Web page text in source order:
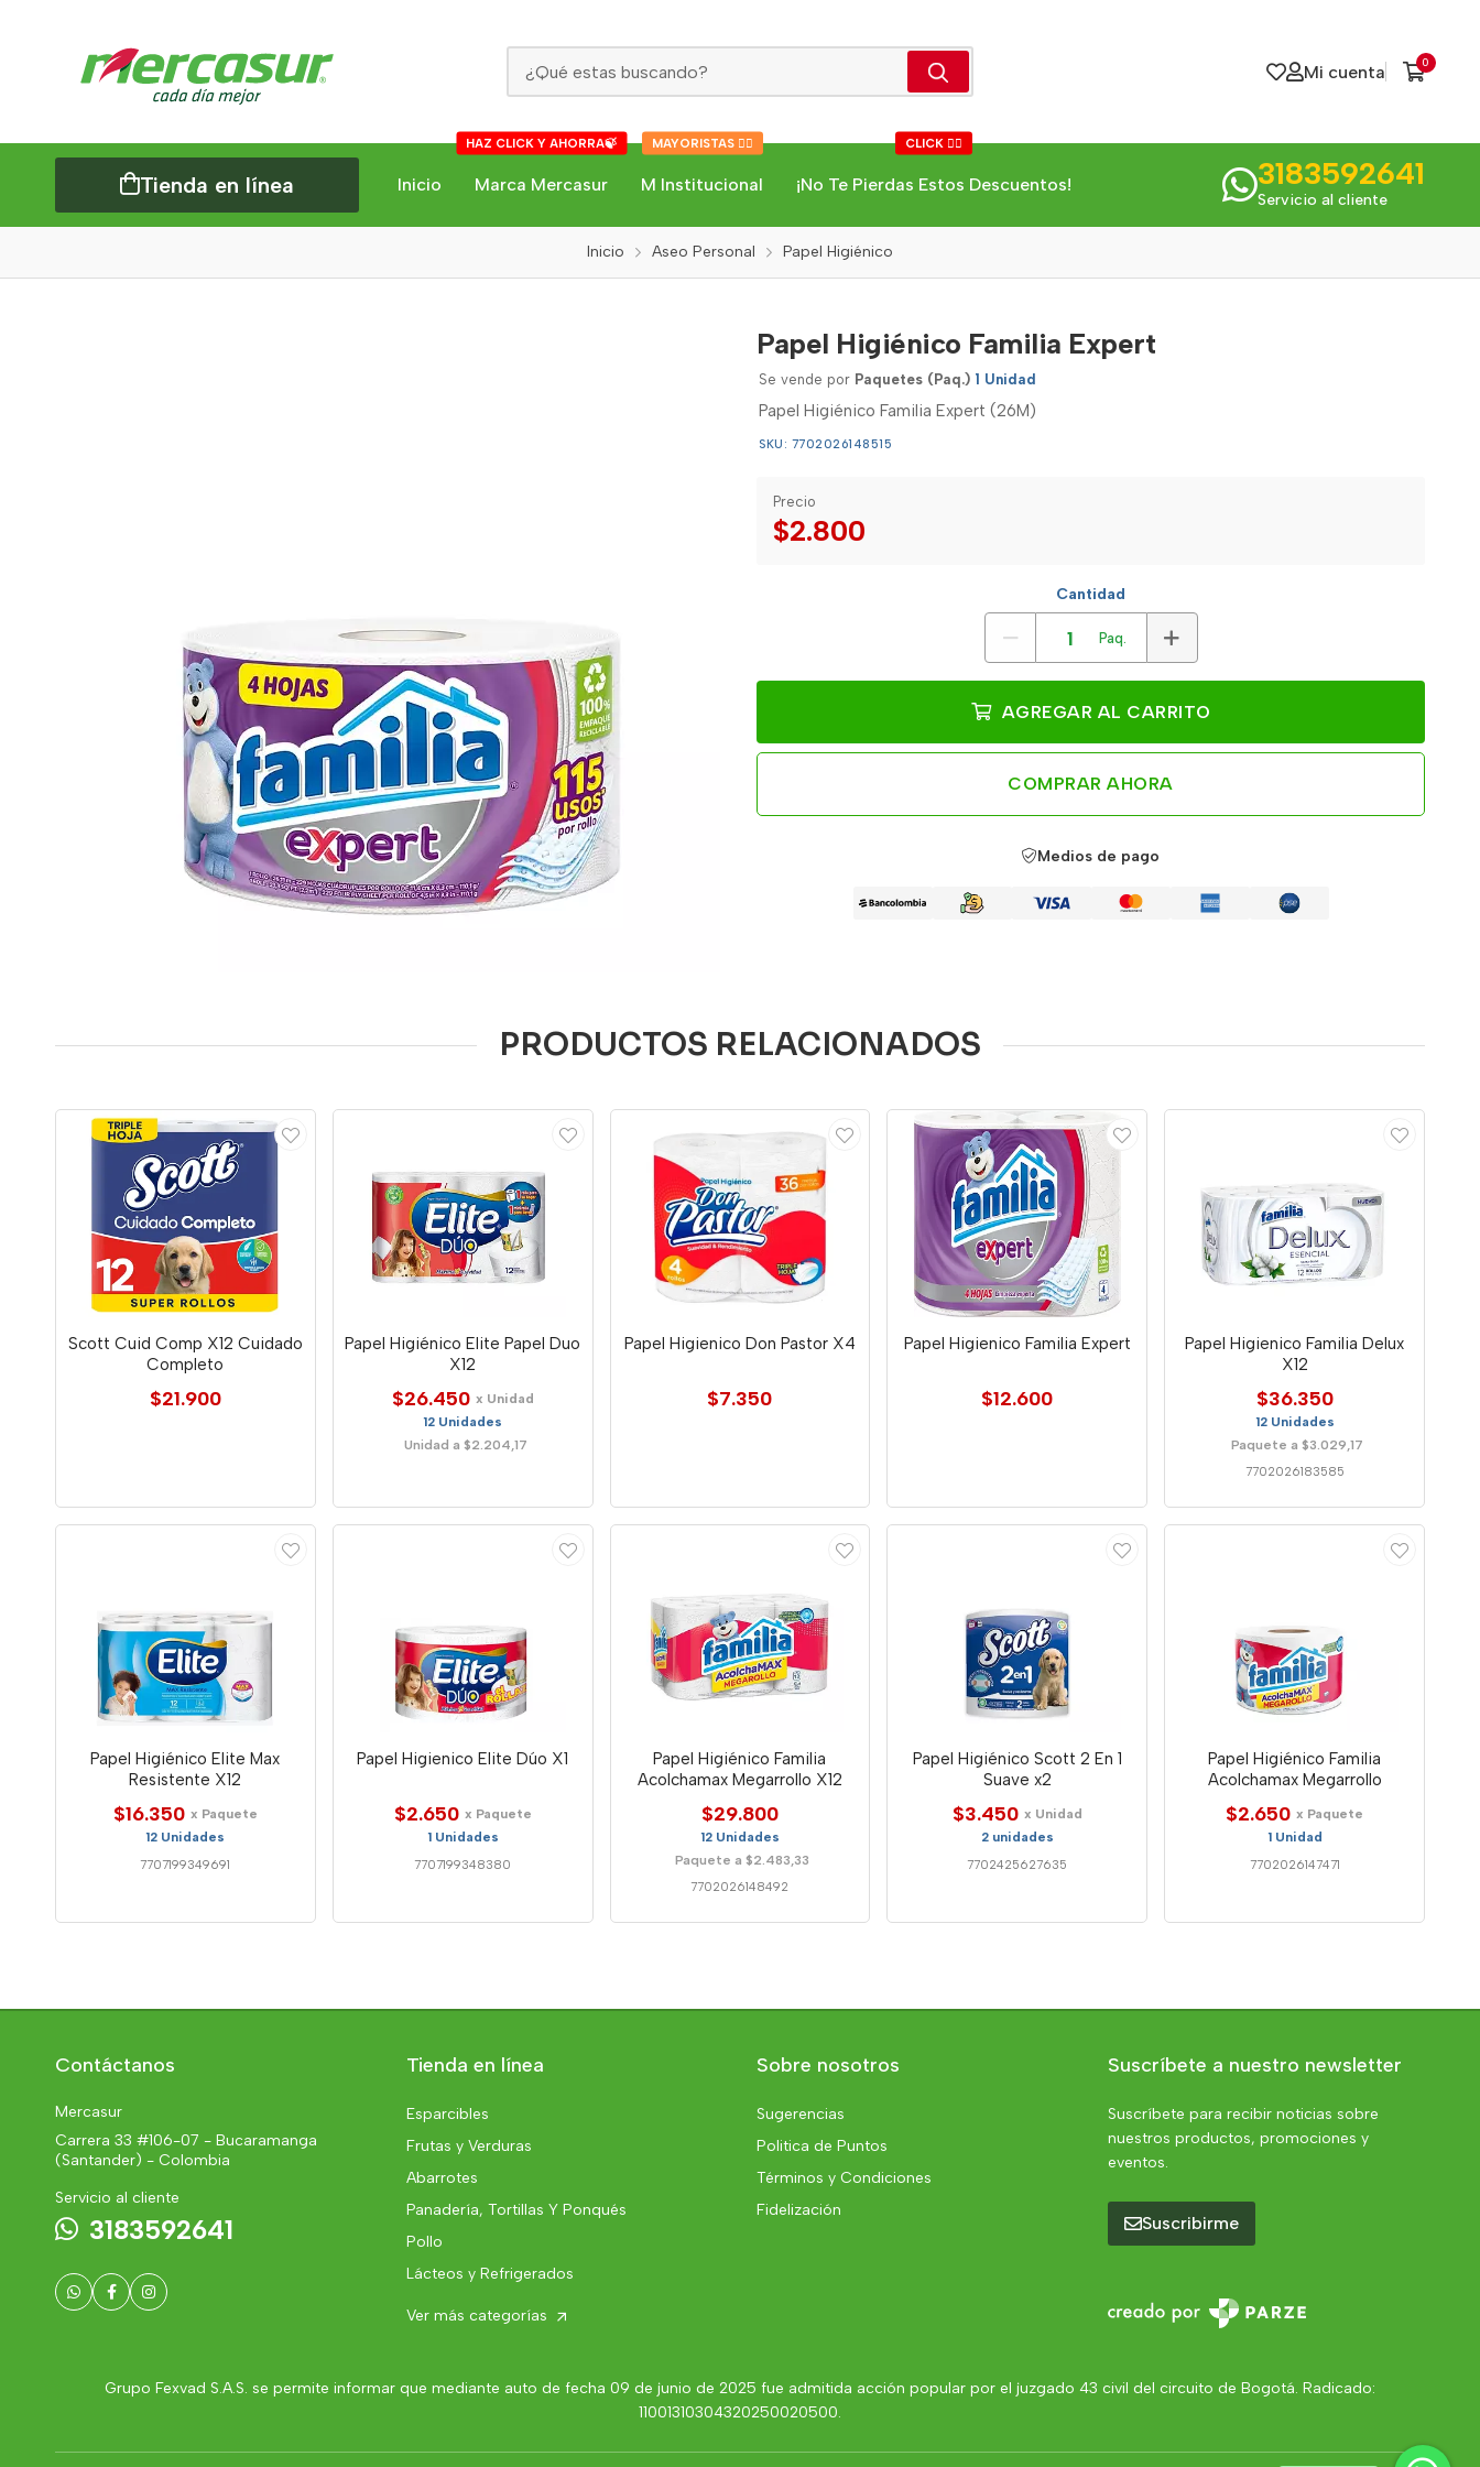
Mi cuenta 0
Tienda en línea Inicio Marca Mercasur
HAZ CLICK Y AHORRA🍃
M Institucional
MAYORISTAS 👇🏻
¡No Te Pierdas Estos Descuentos!
CLICK 👇🏻
3183592641
Servicio al cliente
Inicio Aseo Personal Papel Higiénico
Papel Higiénico Familia Expert
Se vende por Paquetes (Paq.) 1 Unidad
Papel Higiénico Familia Expert (26M)
SKU: 7702026148515
Precio
$2.800
Cantidad
Paq.
AGREGAR AL CARRITO
COMPRAR AHORA
Medios de pago
PRODUCTOS RELACIONADOS
Scott Cuid Comp X12 Cuidado
Completo
$21.900
Papel Higiénico Elite Papel Duo
X12
$26.450 x Unidad
12 Unidades
Unidad a $2.204,17
Papel Higienico Don Pastor X4
$7.350
Papel Higienico Familia Expert
$12.600
Papel Higienico Familia Delux
X12
$36.350
12 Unidades
Paquete a $3.029,17
7702026183585
Papel Higiénico Elite Max
Resistente X12
$16.350 x Paquete
12 Unidades
7707199349691
Papel Higienico Elite Dúo X1
$2.650 x Paquete
1 Unidades
7707199348380
Papel Higiénico Familia
Acolchamax Megarrollo X12
$29.800
12 Unidades
Paquete a $2.483,33
7702026148492
Papel Higiénico Scott 2 En 1
Suave x2
$3.450 x Unidad
2 unidades
7702425627635
Papel Higiénico Familia
Acolchamax Megarrollo
$2.650 x Paquete
1 Unidad
7702026147471
Contáctanos
Mercasur
Carrera 33 #106-07 - Bucaramanga
(Santander) - Colombia
Servicio al cliente
3183592641
Tienda en línea
Esparcibles
Frutas y Verduras
Abarrotes
Panadería, Tortillas Y Ponqués
Pollo
Lácteos y Refrigerados
Ver más categorías
Sobre nosotros
Sugerencias
Politica de Puntos
Términos y Condiciones
Fidelización
Suscríbete a nuestro newsletter
Suscríbete para recibir noticias sobre
nuestros productos, promociones y
eventos.
Suscribirme
Grupo Fexvad S.A.S. se permite informar que mediante auto de fecha 09 de junio de 2025 fue admitida acción popular por el juzgado 43 civil del circuito de Bogotá. Radicado:
11001310304320250020500.